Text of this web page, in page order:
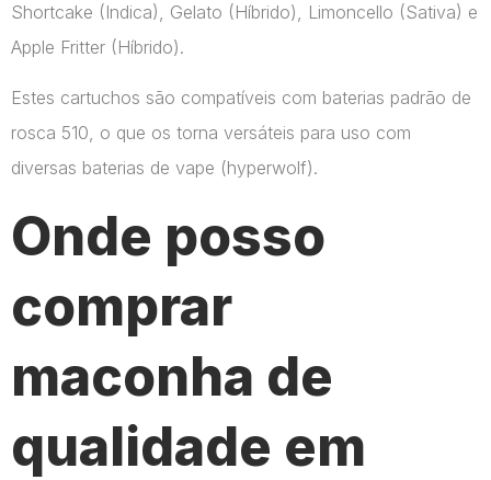
Shortcake (Indica), Gelato (Híbrido), Limoncello (Sativa) e
Apple Fritter (Híbrido).
Estes cartuchos são compatíveis com baterias padrão de
rosca 510, o que os torna versáteis para uso com
diversas baterias de vape​ (hyperwolf)​.
Onde posso
comprar
maconha de
qualidade em